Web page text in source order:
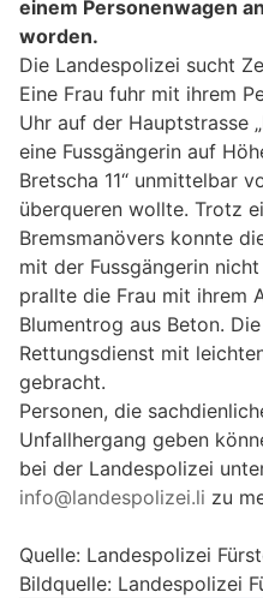
einem Personenwagen
worden.
Die Landespolizei sucht
Eine Frau fuhr mit ihrem
Uhr auf der Hauptstrasse
eine Fussgängerin auf
Bretscha 11“ unmittelbar
überqueren wollte. Trotz
Bremsmanövers konnte
mit der Fussgängerin
prallte die Frau mit ihrem
Blumentrog aus Beton.
Rettungsdienst mit
gebracht.
Personen, die
Unfallhergang geben
bei der Landespolizei
info@landespolizei.li zu
Quelle: Landespolizei
Bildquelle: Landespolizei